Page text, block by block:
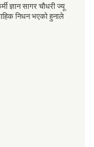
ज्ञान सागर चौधरी ज्यू
निधन भएको हुनाले